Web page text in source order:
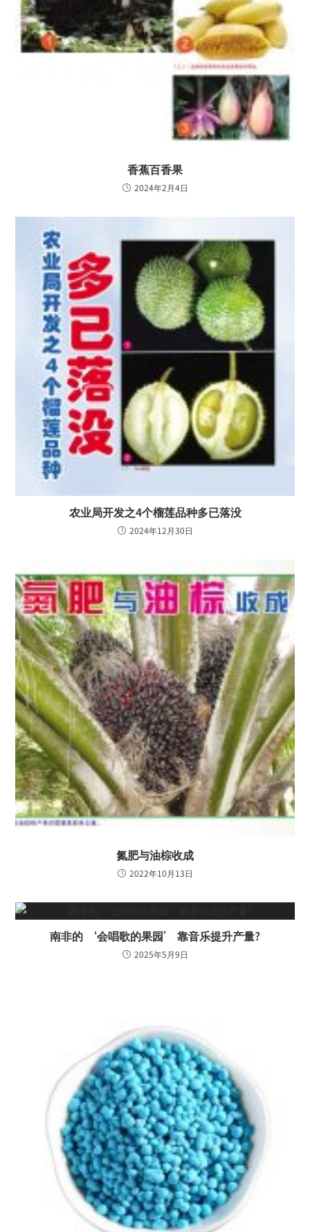
香蕉百香果
2024年2月4日
农业局开发之4个榴莲品种多已落没
2024年12月30日
氮肥与油棕收成
2022年10月13日
南非的 ‘会唱歌的果园’ 靠音乐提升产量?
2025年5月9日